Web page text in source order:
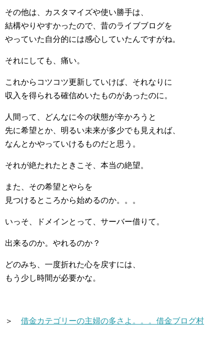
その他は、カスタマイズや使い勝手は、
結構やりやすかったので、昔のライブブログを
やっていた自分的には感心していたんですがね。
それにしても、痛い。
これからコツコツ更新していけば、それなりに
収入を得られる確信めいたものがあったのに。
人間って、どんなに今の状態が辛かろうと
先に希望とか、明るい未来が多少でも見えれば、
なんとかやっていけるものだと思う。
それが絶たれたときこそ、本当の絶望。
また、その希望とやらを
見つけるところから始めるのか。。。
いっそ、ドメインとって、サーバー借りて。
出来るのか。やれるのか？
どのみち、一度折れた心を戻すには、
もう少し時間が必要かな。
＞ 借金カテゴリーの主婦の多さよ。。。借金ブログ村